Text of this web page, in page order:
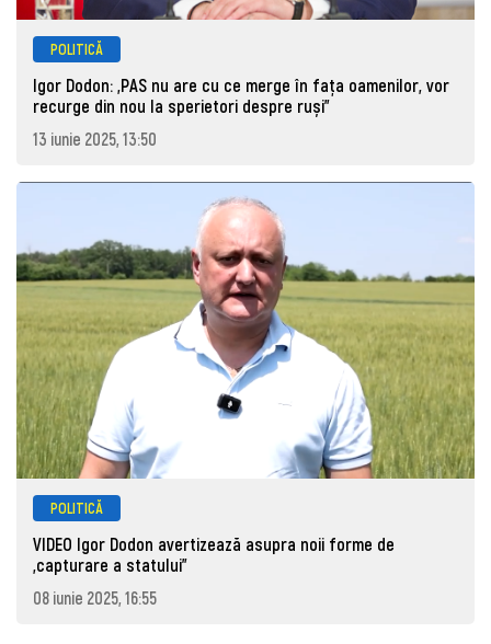
POLITICĂ
Igor Dodon: „PAS nu are cu ce merge în fața oamenilor, vor
recurge din nou la sperietori despre ruși”
13 iunie 2025, 13:50
POLITICĂ
VIDEO Igor Dodon avertizează asupra noii forme de
„capturare a statului”
08 iunie 2025, 16:55